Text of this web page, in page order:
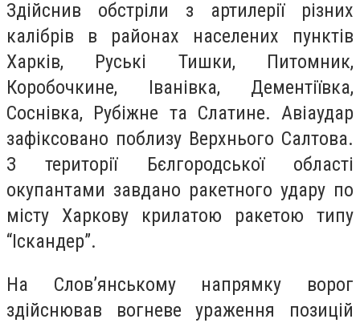
Здійснив обстріли з артилерії різних
калібрів в районах населених пунктів
Харків, Руські Тишки, Питомник,
Коробочкине, Іванівка, Дементіївка,
Соснівка, Рубіжне та Слатине. Авіаудар
зафіксовано поблизу Верхнього Салтова.
З території Бєлгородської області
окупантами завдано ракетного удару по
місту Харкову крилатою ракетою типу
“Іскандер”.
На Слов’янському напрямку ворог
здійснював вогневе ураження позицій